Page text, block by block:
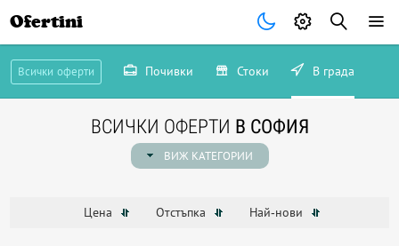
Ofertini
Всички оферти Почивки Стоки В града
ВСИЧКИ ОФЕРТИ В СОФИЯ
ВИЖ КАТЕГОРИИ
Цена Отстъпка Най-нови
те очакват още следващиятпонеделник
Запиши се сега!
Запиши ме!
4 дни 1 час и 32 минути